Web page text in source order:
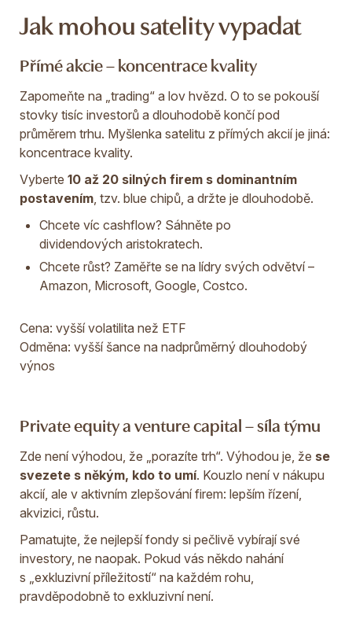
Jak mohou satelity vypadat
Přímé akcie – koncentrace kvality
Zapomeňte na „trading“ a lov hvězd. O to se pokouší
stovky tisíc investorů a dlouhodobě končí pod
průměrem trhu. Myšlenka satelitu z přímých akcií je jiná:
koncentrace kvality.
Vyberte 10 až 20 silných firem s dominantním
postavením , tzv. blue chipů, a držte je dlouhodobě.
Chcete víc cashflow? Sáhněte po
dividendových aristokratech.
Chcete růst? Zaměřte se na lídry svých odvětví –
Amazon, Microsoft, Google, Costco.
Cena: vyšší volatilita než ETF
Odměna: vyšší šance na nadprůměrný dlouhodobý
výnos
Private equity a venture capital – síla týmu
Zde není výhodou, že „porazíte trh“. Výhodou je, že se
svezete s někým, kdo to umí. Kouzlo není v nákupu
akcií, ale v aktivním zlepšování firem: lepším řízení,
akvizici, růstu.
Pamatujte, že nejlepší fondy si pečlivě vybírají své
investory, ne naopak. Pokud vás někdo nahání
s „exkluzivní příležitostí“ na každém rohu,
pravděpodobně to exkluzivní není.